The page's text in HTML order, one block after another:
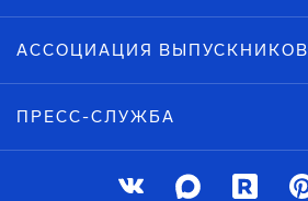
АССОЦИАЦИЯ ВЫПУСКНИКОВ
ПРЕСС-СЛУЖБА